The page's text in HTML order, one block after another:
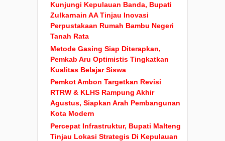
Kunjungi Kepulauan Banda, Bupati
Zulkarnain AA Tinjau Inovasi
Perpustakaan Rumah Bambu Negeri
Tanah Rata
Metode Gasing Siap Diterapkan,
Pemkab Aru Optimistis Tingkatkan
Kualitas Belajar Siswa
Pemkot Ambon Targetkan Revisi
RTRW & KLHS Rampung Akhir
Agustus, Siapkan Arah Pembangunan
Kota Modern
Percepat Infrastruktur, Bupati Malteng
Tinjau Lokasi Strategis Di Kepulauan